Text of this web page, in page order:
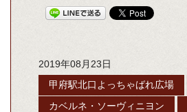
2019年08月23日
甲府駅北口よっちゃばれ広場
カベルネ・ソーヴィニヨン